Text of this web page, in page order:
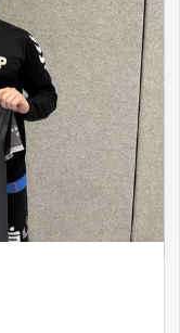
Zeitpunkt
engagierte
strukturierten
eins wurde
es mit einem
ging.